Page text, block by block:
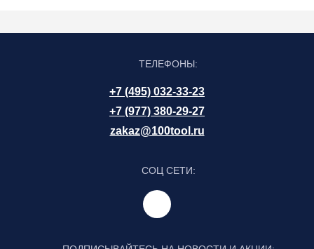
ТЕЛЕФОНЫ:
+7 (495) 032-33-23
+7 (977) 380-29-27
zakaz@100tool.ru
СОЦ СЕТИ: